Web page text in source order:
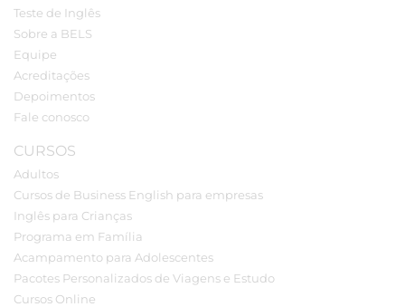
Teste de Inglês
Sobre a BELS
Equipe
Acreditações
Depoimentos
Fale conosco
CURSOS
Adultos
Cursos de Business English para empresas
Inglês para Crianças
Programa em Família
Acampamento para Adolescentes
Pacotes Personalizados de Viagens e Estudo
Cursos Online